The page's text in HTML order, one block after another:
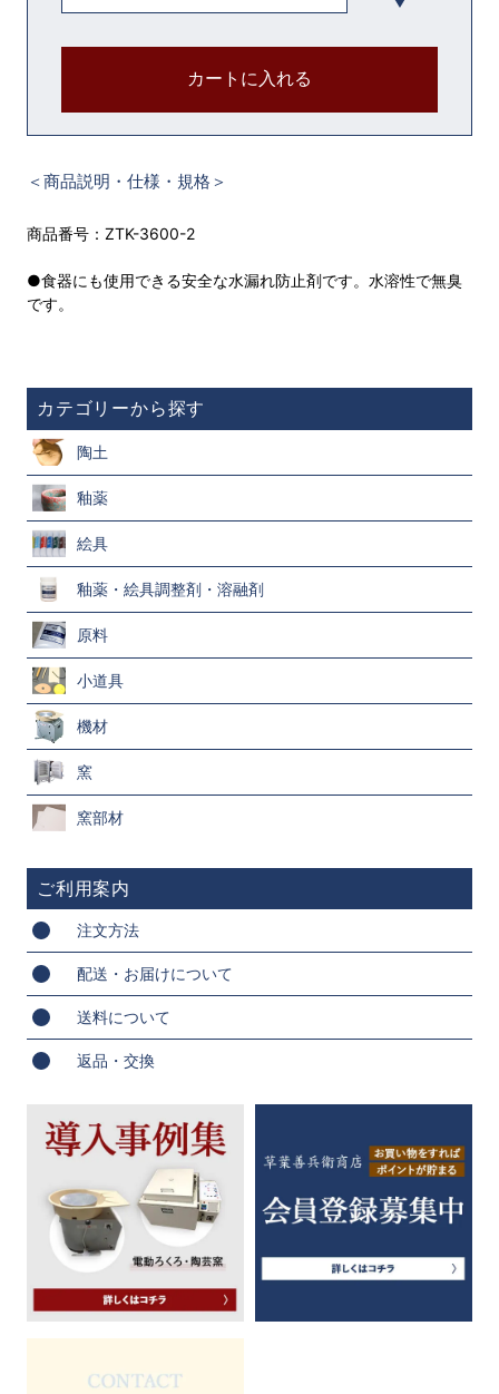
カテゴリーから探す
陶土
釉薬
絵具
釉薬・絵具調整剤・溶融剤
原料
小道具
機材
窯
窯部材
ご利用案内
注文方法
配送・お届けについて
送料について
返品・交換
カートに入れる
＜商品説明・仕様・規格＞
商品番号：ZTK-3600-2
●食器にも使用できる安全な水漏れ防止剤です。水溶性で無臭
です。